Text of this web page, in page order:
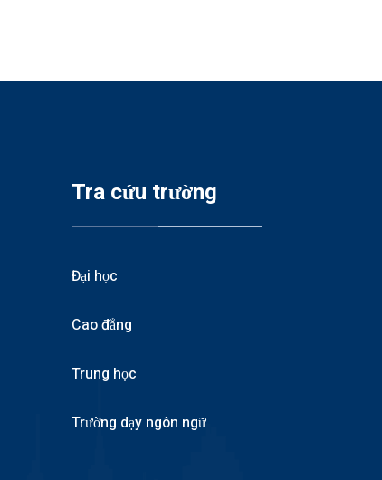
Tra cứu trường
Đại học
Cao đẳng
Trung học
Trường dạy ngôn ngữ